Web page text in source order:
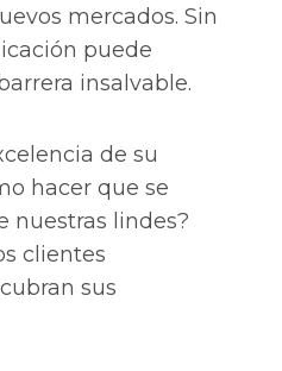
mercados. Sin
puede
insalvable.
de su
hacer que se
nuestras lindes?
clientes
sus